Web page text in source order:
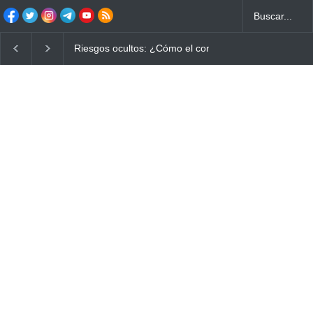
Riesgos ocultos: ¿Cómo el consumo de alimentos